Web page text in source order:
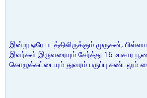
இன்று ஒரே படத்திலிருக்கும் முருகன்,
இவர்கள் இருவரையும் சேர்த்து 16 உபசார
கொழுக்கட்டையும் துவரம் பருப்பு சுண்டலும்